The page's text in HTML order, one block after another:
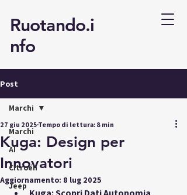
Ruotando.i
nfo
Post
Marchi
AI
Citroën
Jeep
Marchi
Kuga: Design per
Innovatori
27 giu 2025Tempo di lettura: 8 min
Aggiornamento: 8 lug 2025